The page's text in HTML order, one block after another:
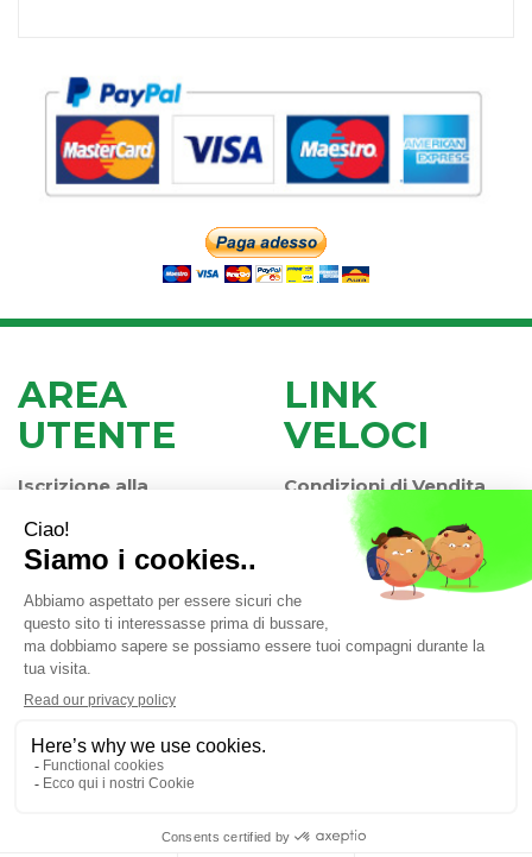
AREA
UTENTE
Iscrizione alla
Newsletter
Contatti
Informativa Privacy
LINK
VELOCI
Condizioni di Vendita
Modalità di Pagamento
Modalità di Spedizione
e Ritiro
Valli di Chioggia (VE)
info@farmaciaiaccheri.it
04025840275 | Numero R.E.A.: VE-358876